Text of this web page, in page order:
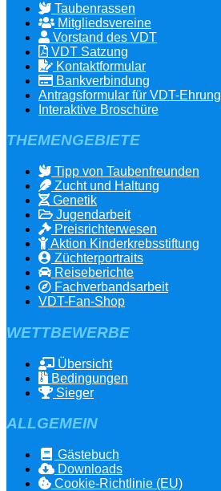
Taubenrassen
Mitgliedsvereine
Vorstand des VDT
VDT Satzung
Kontaktformular
Bankverbindung
Antragsformular für VDT-Ehrung
Interaktive Broschüre
THEMENGEBIETE
Tipp von Taubenfreunden
Zucht und Haltung
Genetik
Jugendarbeit
Preisrichterwesen
Aktion Kinderkrebsstiftung
Züchterportraits
Reiseberichte
Fachverbandsarbeit
VDT-Fan-Shop
WETTBEWERBE
Übersicht
Bedingungen
Sieger
ALLGEMEIN
Gästebuch
Downloads
Cookie-Richtlinie (EU)